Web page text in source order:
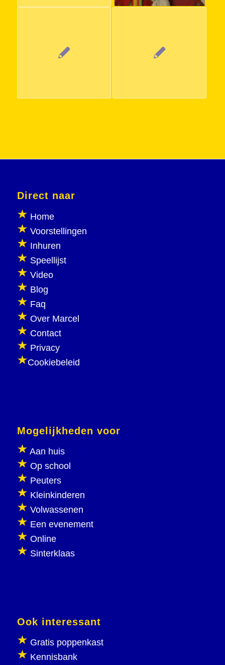
Direct naar
Home
Voorstellingen
Inhuren
Speellijst
Video
Blog
Faq
Over Marcel
Contact
Privacy
Cookiebeleid
Mogelijkheden voor
Aan huis
Op school
Peuters
Kleinkinderen
Volwassenen
Een evenement
Online
Sinterklaas
Ook interessant
Gratis poppenkast
Kennisbank